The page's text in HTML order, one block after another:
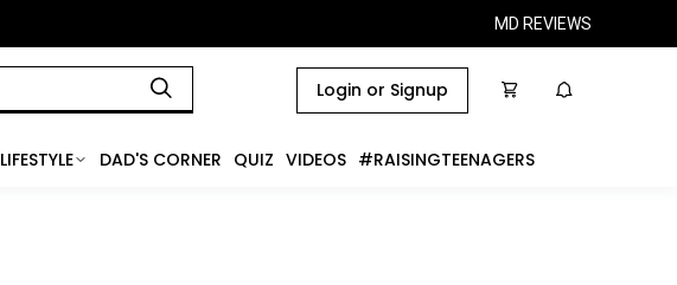
MD REVIEWS
Login or Signup
LIFESTYLE DAD'S CORNER QUIZ VIDEOS #RAISINGTEENAGERS